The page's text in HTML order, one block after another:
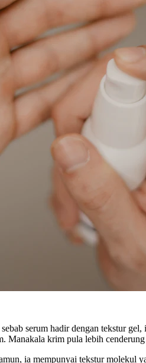
serum hadir dengan tekstur
Manakala krim pula lebih
ia mempunyai tekstur